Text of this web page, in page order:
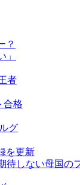
？
」
者
合格
グ
を更新
待しない母国の